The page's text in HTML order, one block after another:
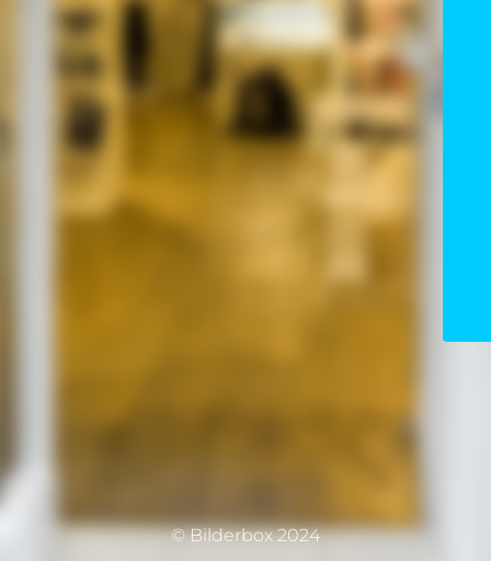
© Bilderbox 2024